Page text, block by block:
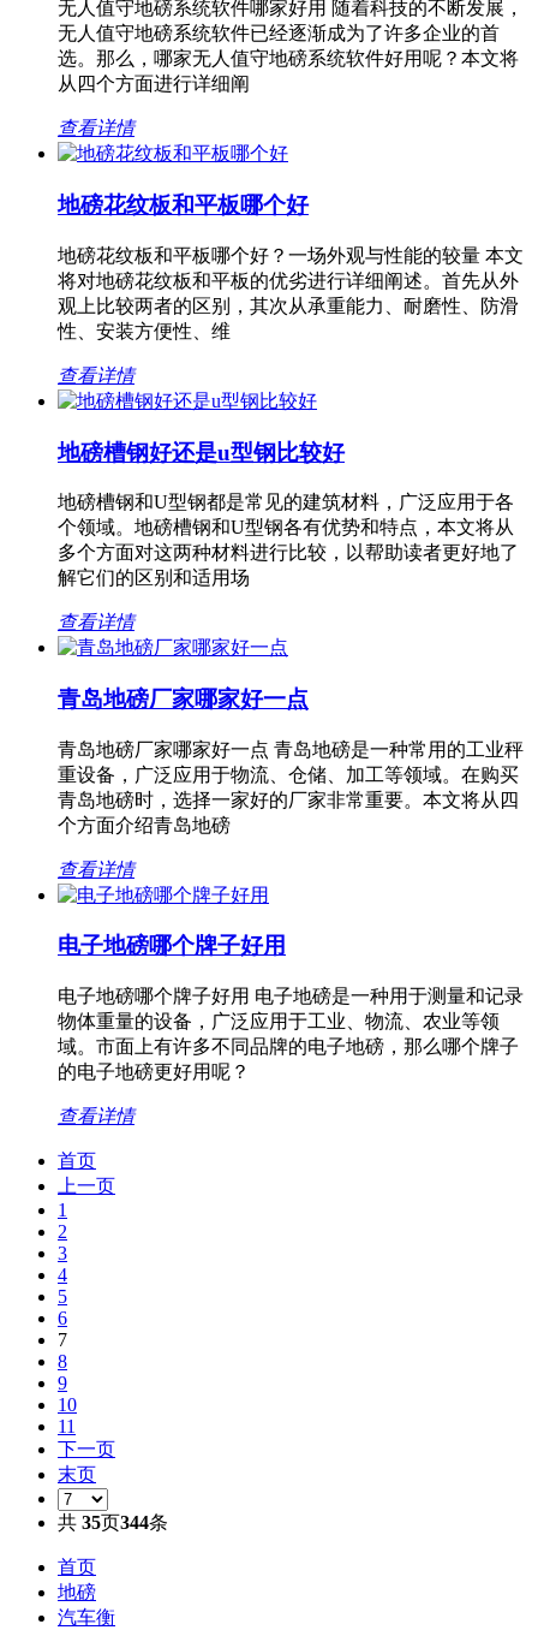
无人值守地磅系统软件哪家好用 随着科技的不断发展，
无人值守地磅系统软件已经逐渐成为了许多企业的首
选。那么，哪家无人值守地磅系统软件好用呢？本文将
从四个方面进行详细阐
查看详情
地磅花纹板和平板哪个好
地磅花纹板和平板哪个好？一场外观与性能的较量 本文
将对地磅花纹板和平板的优劣进行详细阐述。首先从外
观上比较两者的区别，其次从承重能力、耐磨性、防滑
性、安装方便性、维
查看详情
地磅槽钢好还是u型钢比较好
地磅槽钢和U型钢都是常见的建筑材料，广泛应用于各
个领域。地磅槽钢和U型钢各有优势和特点，本文将从
多个方面对这两种材料进行比较，以帮助读者更好地了
解它们的区别和适用场
查看详情
青岛地磅厂家哪家好一点
青岛地磅厂家哪家好一点 青岛地磅是一种常用的工业秤
重设备，广泛应用于物流、仓储、加工等领域。在购买
青岛地磅时，选择一家好的厂家非常重要。本文将从四
个方面介绍青岛地磅
查看详情
电子地磅哪个牌子好用
电子地磅哪个牌子好用 电子地磅是一种用于测量和记录
物体重量的设备，广泛应用于工业、物流、农业等领
域。市面上有许多不同品牌的电子地磅，那么哪个牌子
的电子地磅更好用呢？
查看详情
首页
上一页
1
2
3
4
5
6
7
8
9
10
11
下一页
末页
共 35页344条
首页
地磅
汽车衡